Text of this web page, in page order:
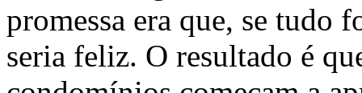
promessa era que, se tudo
seria feliz. O resultado é